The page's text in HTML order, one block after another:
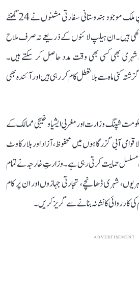
رندھیر جیسوال نے بتایا کہ بیرونِ ملک موجود ہندوستانی سفارتی مشنوں نے 24 گھنٹے
ہیں۔ ان ہیلپ لائنوں کے ذریعے نہ صرف ملاح
شہری بھی کسی بھی وقت مدد حاصل کر سکتے ہیں۔
کئی ماہ سے بلا تعطل کام کر رہی ہیں اور آئندہ بھی
شپنگ وزارت اور مغربی ایشیا و خلیجی ممالک کے
آبی گزرگاہوں میں محفوظ، آزاد اور بلا رکاوٹ
مسلسل حمایت کرتی رہی ہے۔ وزارتِ خارجہ نے تمام
شہری ڈھانچے، تجارتی جہازوں اور ان پر کام
کارروائی کا نشانہ بنانے سے گریز کریں۔
ADVERTISEMENT